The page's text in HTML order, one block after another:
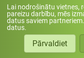
+371 29136973
Lai nodrošinātu vietnes,
pareizu darbību, mēs
datus saviem
datus.
Pārvaldiet